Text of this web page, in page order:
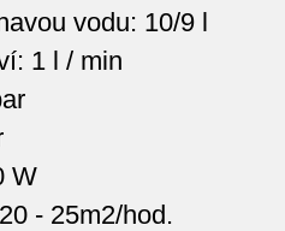
vodu: 10/9 l
1 l / min
W
- 25m2/hod.